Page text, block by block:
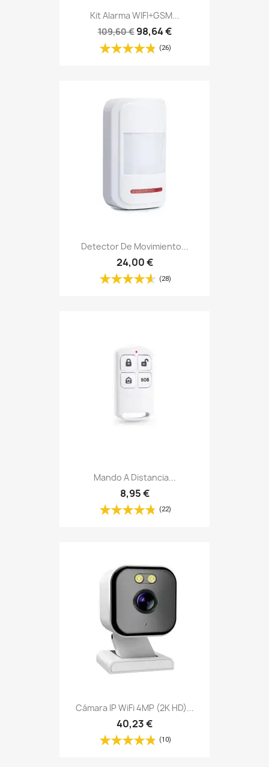
Kit Alarma WIFI+GSM...
109,60 € 98,64 €
(26)
Detector De Movimiento...
24,00 €
(28)
Mando A Distancia...
8,95 €
(22)
Cámara IP WiFi 4MP (2K HD)...
40,23 €
(10)